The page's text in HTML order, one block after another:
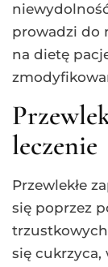
prowadzi do
na dietę
leczenie
Przewlekłe
się poprzez
się